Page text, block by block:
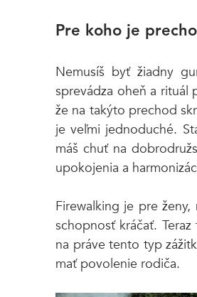
Pre koho je
Nemusíš byť žiadny
sprevádza oheň a rituál
že na takýto prechod
je veľmi jednoduché.
máš chuť na
upokojenia a
Firewalking je pre
schopnosť kráčať.
na práve tento typ
mať povolenie rodiča.